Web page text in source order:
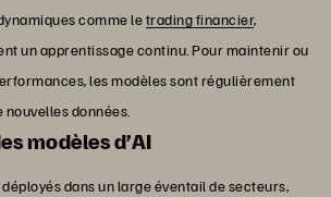
comme letrading financier,
un apprentissage continu. Pour maintenir ou
les modèles sont régulièrement
nouvelles données.
modèles d’AI
déployés dans un large éventail de secteurs,